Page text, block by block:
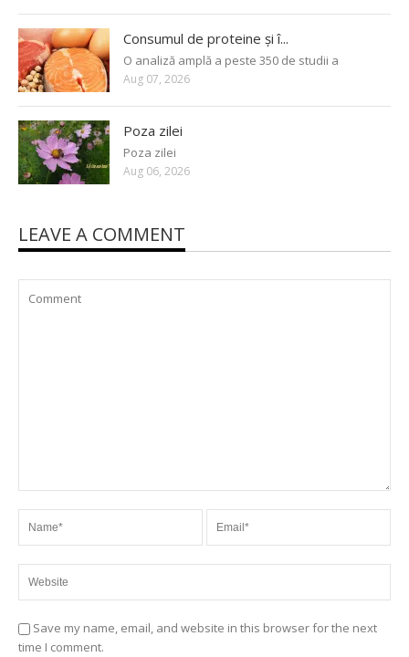
Consumul de proteine și î...
O analiză amplă a peste 350 de studii a
Aug 07, 2026
Poza zilei
Poza zilei
Aug 06, 2026
LEAVE A COMMENT
Save my name, email, and website in this browser for the next
time I comment.